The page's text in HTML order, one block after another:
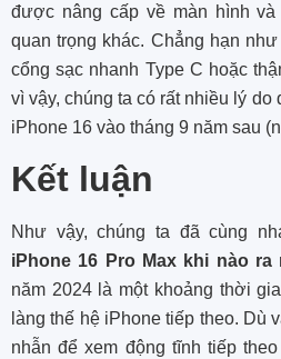
được nâng cấp về màn hình
quan trọng khác. Chẳng hạn
cổng sạc nhanh Type C hoặc
vì vậy, chúng ta có rất nhiều lý
iPhone 16 vào tháng 9 năm sau
Kết luận
Như vậy, chúng ta đã cùng
iPhone 16 Pro Max khi nào ra
năm 2024 là một khoảng thời
làng thế hệ iPhone tiếp theo. Dù
nhẫn để xem động tĩnh tiếp